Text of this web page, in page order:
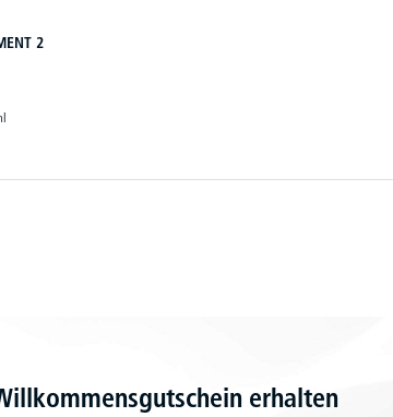
2
erhalten